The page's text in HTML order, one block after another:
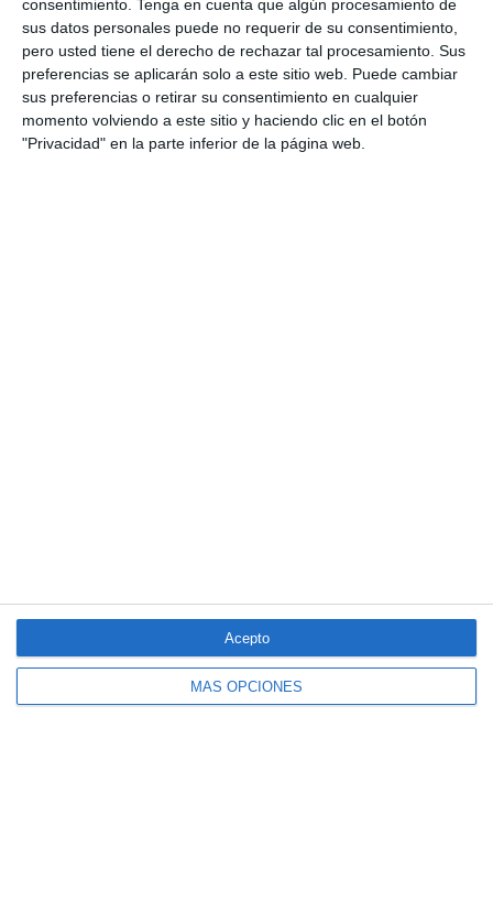
consentimiento. Tenga en cuenta que algún procesamiento de
sus datos personales puede no requerir de su consentimiento,
pero usted tiene el derecho de rechazar tal procesamiento. Sus
preferencias se aplicarán solo a este sitio web. Puede cambiar
sus preferencias o retirar su consentimiento en cualquier
momento volviendo a este sitio y haciendo clic en el botón
"Privacidad" en la parte inferior de la página web.
MÁS OPCIONES
Acepto
Debate profesional: ¿el incendio de Madrid se considera hecho
de la circulación?
Por aquí pasan los planes de Mapfre para un nuevo año récord
en beneficio…y la principal amenaza
La mayoría del seguro español cree que la economía no variará
en el segundo semestre
especiales ante los últimos incendios
forestales